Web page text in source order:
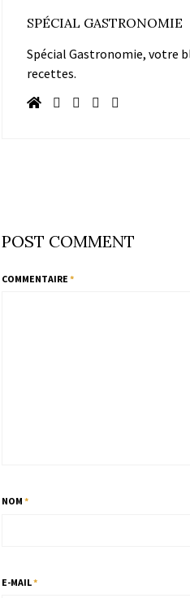
SPÉCIAL GASTRONOMIE
Spécial Gastronomie, votre
recettes.
POST COMMENT
COMMENTAIRE *
NOM *
E-MAIL*